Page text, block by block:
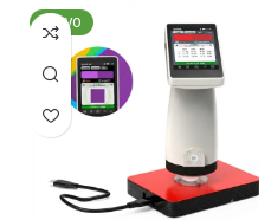
NUEVO